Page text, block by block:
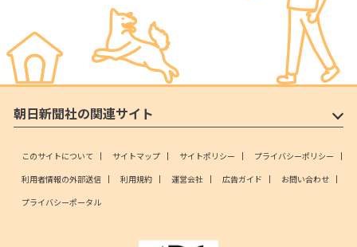
朝日新聞社の関連サイト
このサイトについて サイトマップ サイトポリシー
プライバシーポリシー
利用者情報の外部送信
利用規約 運営会社 広告ガイド
お問い合わせ
プライバシーポータル